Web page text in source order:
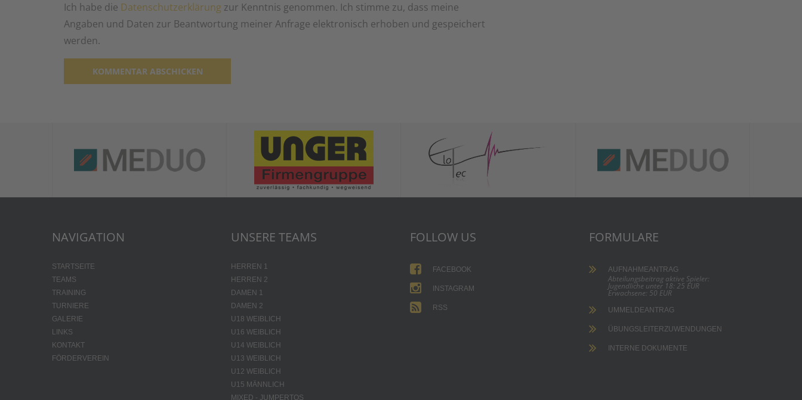
Ich habe die Datenschutzerklärung zur Kenntnis genommen. Ich stimme zu, dass meine
Angaben und Daten zur Beantwortung meiner Anfrage elektronisch erhoben und gespeichert
werden.
NAVIGATION
STARTSEITE
TEAMS
TRAINING
TURNIERE
GALERIE
LINKS
KONTAKT
FÖRDERVEREIN
UNSERE TEAMS
HERREN 1
HERREN 2
DAMEN 1
DAMEN 2
U18 WEIBLICH
U16 WEIBLICH
U14 WEIBLICH
U13 WEIBLICH
U12 WEIBLICH
U15 MÄNNLICH
MIXED - JUMPERTOS
FOLLOW US
FACEBOOK
INSTAGRAM
RSS
FORMULARE
AUFNAHMEANTRAG
Abteilungsbeitrag aktive Spieler:
Jugendliche unter 18: 25 EUR
Erwachsene: 50 EUR
UMMELDEANTRAG
ÜBUNGSLEITERZUWENDUNGEN
INTERNE DOKUMENTE